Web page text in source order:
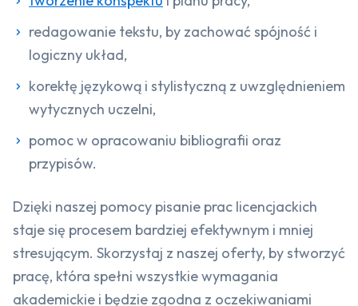
redagowanie tekstu, by zachować spójność i
logiczny układ,
korektę językową i stylistyczną z uwzględnieniem
wytycznych uczelni,
pomoc w opracowaniu bibliografii oraz
przypisów.
Dzięki naszej pomocy pisanie prac licencjackich
staje się procesem bardziej efektywnym i mniej
stresującym. Skorzystaj z naszej oferty, by stworzyć
pracę, która spełni wszystkie wymagania
akademickie i będzie zgodna z oczekiwaniami